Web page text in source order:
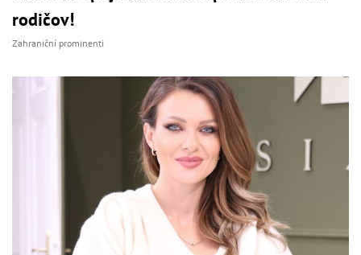
rodičov!
Zahraniční prominenti